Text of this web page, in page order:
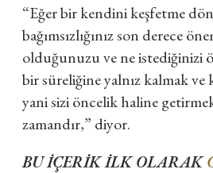
“Eğer bir kendini keşfetme
bağımsızlığınız son derece
olduğunuzu ve ne istediğinizi
bir süreliğine yalnız kalmak ve
yani sizi öncelik haline
zamandır,” diyor.
BU İÇERİK İLK OLARAK